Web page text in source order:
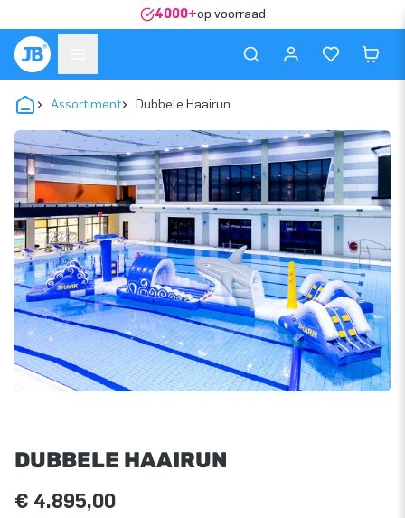
4000+op voorraad
Assortiment Dubbele Haairun
DUBBELE HAAIRUN
€ 4.895,00